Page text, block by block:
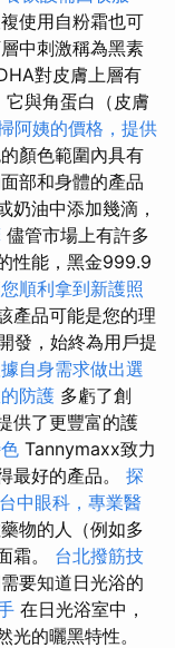
使用自粉霜也可
中刺激稱為黑素
對皮膚上層有
它與角蛋白（皮膚
阿姨的價格，提供
顏色範圍內具有
部和身體的產品
奶油中添加幾滴，
儘管市場上有許多
性能，黑金999.9
順利拿到新護照
產品可能是您的理
發，始終為用戶提
自身需求做出選
防護 多虧了創
供了更豐富的護
Tannymaxx致力
最好的產品。 探
台中眼科，專業醫
物的人（例如多
霜。 台北撥筋技
要知道日光浴的
在日光浴室中，
的曬黑特性。